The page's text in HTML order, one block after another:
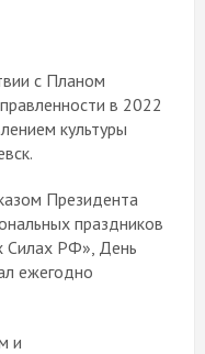
с Планом
в 2022
культуры
Президента
праздников
Силах РФ», День
ежегодно
и